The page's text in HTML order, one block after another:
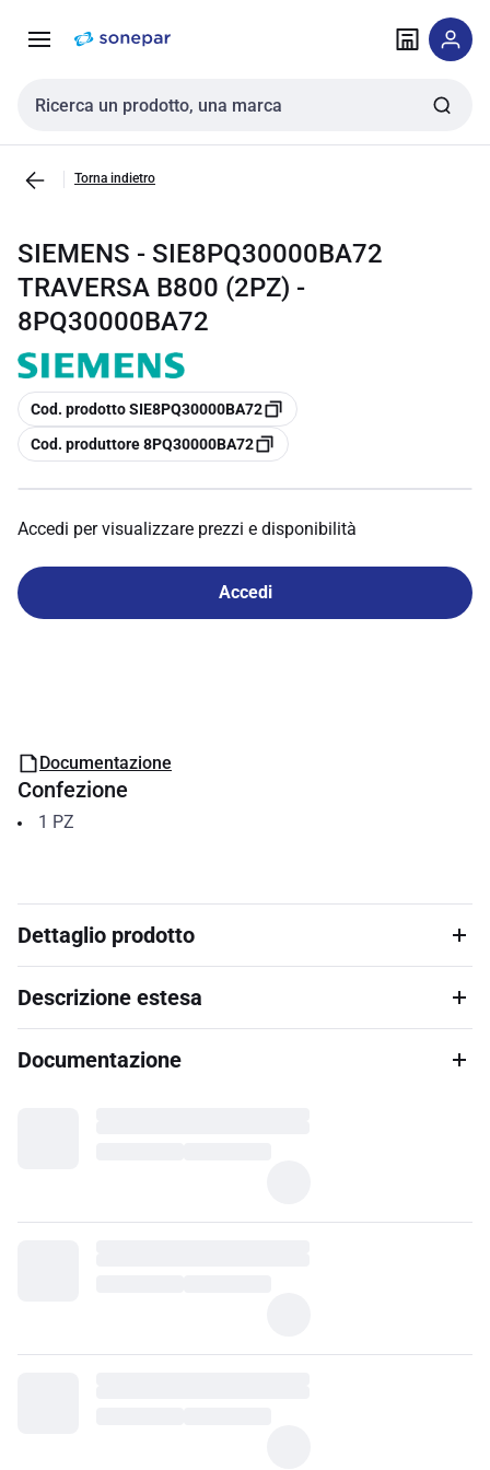
navigazione alla
Cerca input
Torna indietro
SIEMENS - SIE8PQ30000BA72
TRAVERSA B800 (2PZ) -
8PQ30000BA72
copia
Cod. prodotto SIE8PQ30000BA72
copia
Cod. produttore 8PQ30000BA72
Accedi per visualizzare prezzi e disponibilità
Accedi
Documentazione
Confezione
1 PZ
Dettaglio prodotto
Descrizione estesa
Documentazione